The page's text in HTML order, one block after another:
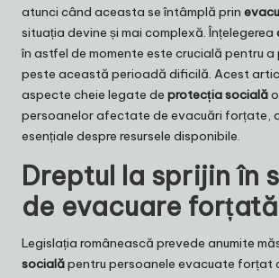
atunci când aceasta se întâmplă prin
situația devine și mai complexă. Înțelegerea
în astfel de momente este crucială pentru a
peste această perioadă dificilă. Acest
aspecte cheie legate de protecția socială
persoanelor afectate de evacuări forțate,
esențiale despre resursele disponibile.
Dreptul la sprijin în
de evacuare forțată
Legislația românească prevede anumite
socialăpentru persoanele evacuate forțat